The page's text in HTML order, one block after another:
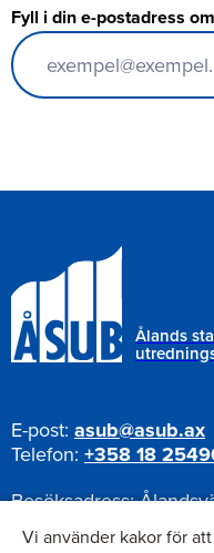
Fyll i din e-postadress
Ålands
E-post: asub@asub.ax
Telefon: +358 18
Besöksadress:
Postadress:
Pb 1187,
Vi använder kakor för